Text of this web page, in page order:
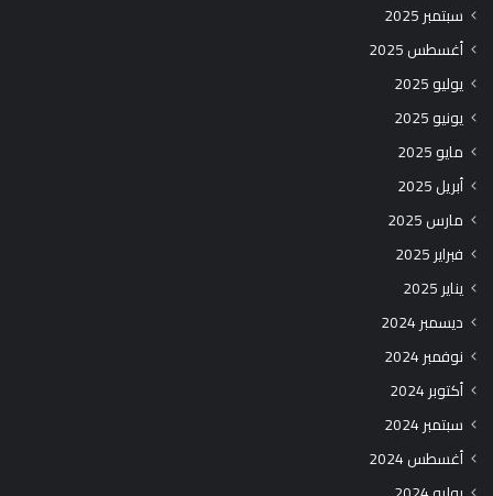
سبتمبر 2025
أغسطس 2025
يوليو 2025
يونيو 2025
مايو 2025
أبريل 2025
مارس 2025
فبراير 2025
يناير 2025
ديسمبر 2024
نوفمبر 2024
أكتوبر 2024
سبتمبر 2024
أغسطس 2024